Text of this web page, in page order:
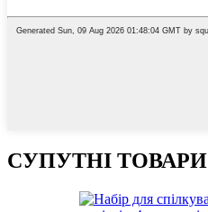
СУПУТНІ ТОВАРИ